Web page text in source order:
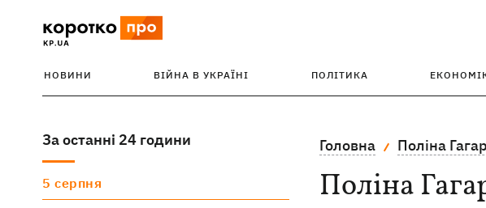
НОВИНИ ВІЙНА В УКРАЇНІ ПОЛІТИКА
За останні 24 години
5 серпня
Головна Поліна
Поліна